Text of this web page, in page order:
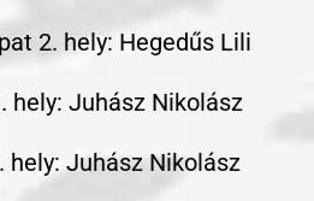
2. hely: Hegedűs Lili
hely: Juhász Nikolász
hely: Juhász Nikolász